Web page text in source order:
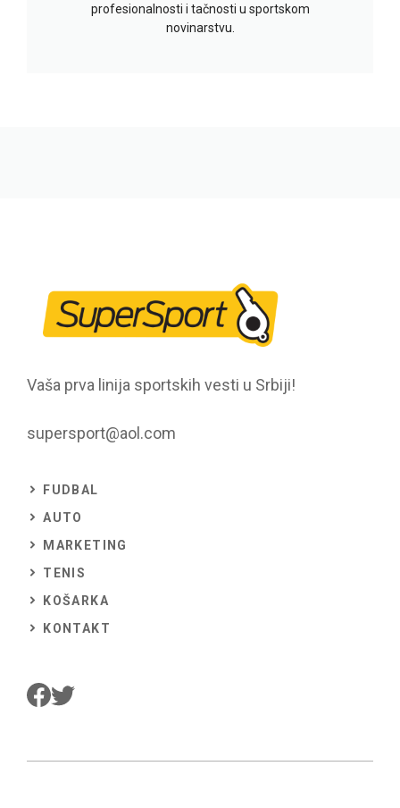
profesionalnosti i tačnosti u sportskom
novinarstvu.
Vaša prva linija sportskih vesti u Srbiji!
supersport@aol.com
FUDBAL
AUTO
MARKETING
TENIS
KOŠARKA
KONTAKT